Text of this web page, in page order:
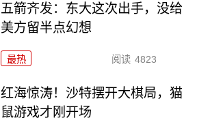
五箭齐发：东大这次出手，没给
美方留半点幻想
最热 阅读 4823
红海惊涛！沙特摆开大棋局，猫
鼠游戏才刚开场